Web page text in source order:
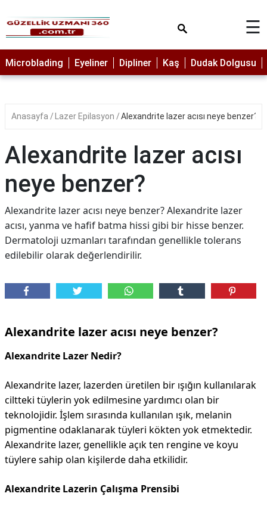
MAKYAJ
MİCROBLADİNG
LAZER
PROTEZ
PEELİNG
ERKEK
BAKIMI
CİLT
DİPLİNER
☰
Microblading Eyeliner Dipliner Kaş Dudak Dolgusu
Anasayfa Lazer Epilasyon Alexandrite lazer acısı neye benzer?
Alexandrite lazer acısı
neye benzer?
Alexandrite lazer acısı neye benzer? Alexandrite lazer
acısı, yanma ve hafif batma hissi gibi bir hisse benzer.
Dermatoloji uzmanları tarafından genellikle tolerans
edilebilir olarak değerlendirilir.
Alexandrite lazer acısı neye benzer?
Alexandrite Lazer Nedir?
Alexandrite lazer, lazerden üretilen bir ışığın kullanılarak
ciltteki tüylerin yok edilmesine yardımcı olan bir
teknolojidir. İşlem sırasında kullanılan ışık, melanin
pigmentine odaklanarak tüyleri kökten yok etmektedir.
Alexandrite lazer, genellikle açık ten rengine ve koyu
tüylere sahip olan kişilerde daha etkilidir.
Alexandrite Lazerin Çalışma Prensibi